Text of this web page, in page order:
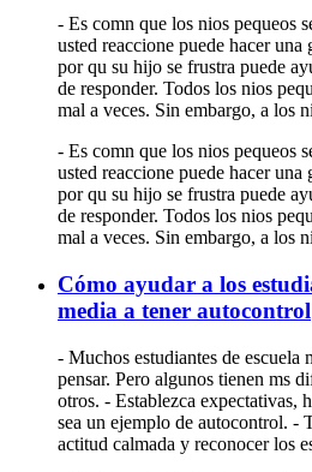
- Es comn que los nios pequeos
usted reaccione puede hacer
por qu su hijo se frustra puede
de responder. Todos los nios
mal a veces. Sin embargo, a los
- Es comn que los nios pequeos
usted reaccione puede hacer
por qu su hijo se frustra puede
de responder. Todos los nios
mal a veces. Sin embargo, a los
Cómo ayudar a los
media a tener autocontrol
- Muchos estudiantes de escuela
pensar. Pero algunos tienen ms
otros. - Establezca expectativas,
sea un ejemplo de autocontrol. -
actitud calmada y reconocer los